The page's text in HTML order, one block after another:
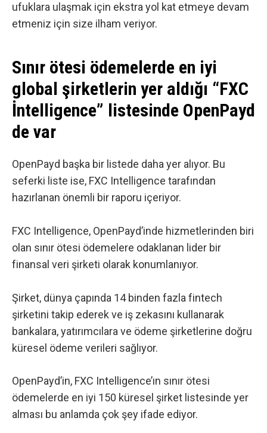
ufuklara ulaşmak için ekstra yol kat etmeye devam
etmeniz için size ilham veriyor.
Sınır ötesi ödemelerde en iyi
global şirketlerin yer aldığı “FXC
İntelligence” listesinde OpenPayd
de var
OpenPayd başka bir listede daha yer alıyor. Bu
seferki liste ise, FXC Intelligence tarafından
hazırlanan önemli bir raporu içeriyor.
FXC Intelligence, OpenPayd’inde hizmetlerinden biri
olan sınır ötesi ödemelere odaklanan lider bir
finansal veri şirketi olarak konumlanıyor.
Şirket, dünya çapında 14 binden fazla fintech
şirketini takip ederek ve iş zekasını kullanarak
bankalara, yatırımcılara ve ödeme şirketlerine doğru
küresel ödeme verileri sağlıyor.
OpenPayd’in, FXC Intelligence’ın sınır ötesi
ödemelerde en iyi 150 küresel şirket listesinde yer
alması bu anlamda çok şey ifade ediyor.